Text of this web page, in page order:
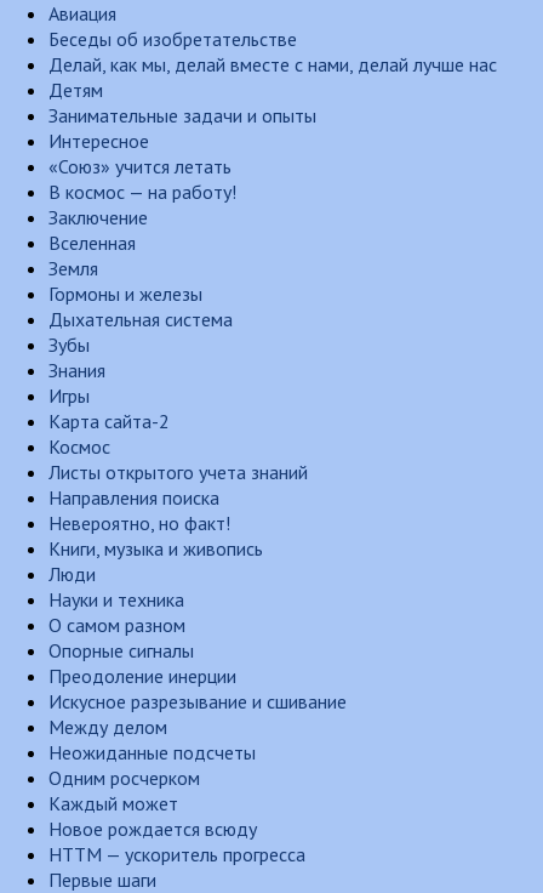
Авиация
Беседы об изобретательстве
Делай, как мы, делай вместе с нами, делай лучше нас
Детям
Занимательные задачи и опыты
Интересное
«Союз» учится летать
В космос — на работу!
Заключение
Вселенная
Земля
Гормоны и железы
Дыхательная система
Зубы
Знания
Игры
Карта сайта-2
Космос
Листы открытого учета знаний
Направления поиска
Невероятно, но факт!
Книги, музыка и живопись
Люди
Науки и техника
О самом разном
Опорные сигналы
Преодоление инерции
Искусное разрезывание и сшивание
Между делом
Неожиданные подсчеты
Одним росчерком
Каждый может
Новое рождается всюду
НТТМ — ускоритель прогресса
Первые шаги